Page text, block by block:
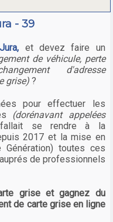
- 39
et devez faire un
de véhicule, perte
d'adresse
grise) ?
pour effectuer les
(dorénavant appelées
se rendre à la
2017 et la mise en
Génération) toutes ces
de professionnels
grise et gagnez du
de carte grise en ligne